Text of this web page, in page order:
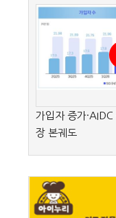
가입자 증가
장 본궤도